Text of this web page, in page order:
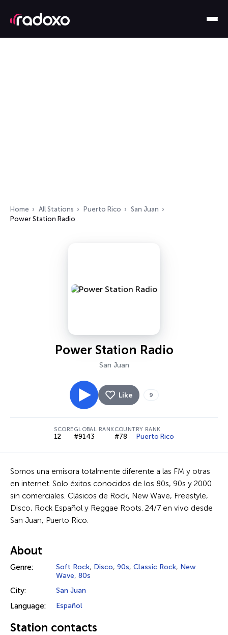
Home All Stations Puerto Rico
San Juan
Power Station Radio
Power Station Radio
San Juan
Like 9
SCORE
12
GLOBAL RANK
#9143
COUNTRY RANK
#78 Puerto Rico
Somos una emisora totalmente diferente a las FM y otras
en internet. Solo éxitos conocidos de los 80s, 90s y 2000
sin comerciales. Clásicos de Rock, New Wave, Freestyle,
Disco, Rock Español y Reggae Roots. 24/7 en vivo desde
San Juan, Puerto Rico.
About
Genre: Soft Rock, Disco, 90s, Classic Rock, New
Wave, 80s
City: San Juan
Language: Español
Station contacts